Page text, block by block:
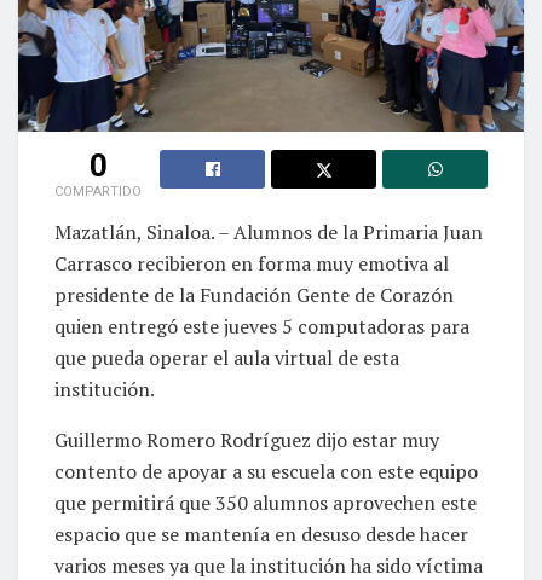
0
COMPARTIDO
Mazatlán, Sinaloa. – Alumnos de la Primaria Juan
Carrasco recibieron en forma muy emotiva al
presidente de la Fundación Gente de Corazón
quien entregó este jueves 5 computadoras para
que pueda operar el aula virtual de esta
institución.
Guillermo Romero Rodríguez dijo estar muy
contento de apoyar a su escuela con este equipo
que permitirá que 350 alumnos aprovechen este
espacio que se mantenía en desuso desde hacer
varios meses ya que la institución ha sido víctima